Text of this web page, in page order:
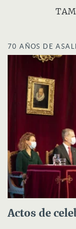
70 AÑOS DE
Actos de